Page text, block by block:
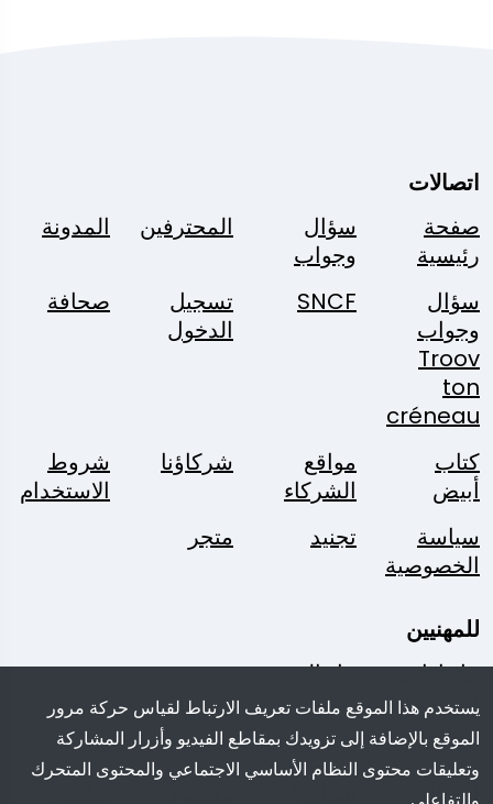
اتصالات
صفحة
رئيسية
سؤال
وجواب
المحترفين المدونة
سؤال
وجواب
Troov
ton
créneau
SNCF
تسجيل
الدخول
صحافة
كتاب
أبيض
مواقع
الشركاء
شركاؤنا
شروط
الاستخدام
سياسة
الخصوصية
تجنيد متجر
للمهنيين
حل إدارة
الممتلكات
المفقودة
حل الحجز
اتبعنا:
يستخدم هذا الموقع ملفات تعريف الارتباط لقياس حركة مرور
الموقع بالإضافة إلى تزويدك بمقاطع الفيديو وأزرار المشاركة
وتعليقات محتوى النظام الأساسي الاجتماعي والمحتوى المتحرك